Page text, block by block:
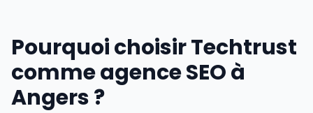
Pourquoi choisir Techtrust
comme agence SEO à
Angers ?